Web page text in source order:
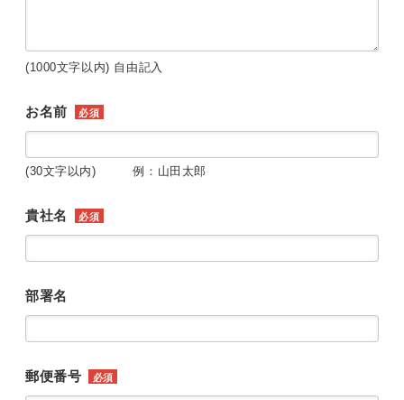
(1000文字以内) 自由記入
お名前 必須
(30文字以内) 例：山田太郎
貴社名 必須
部署名
郵便番号 必須